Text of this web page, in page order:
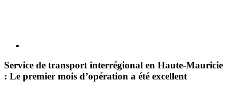
agrandie
Service de transport interrégional en Haute-Mauricie
: Le premier mois d’opération a été excellent